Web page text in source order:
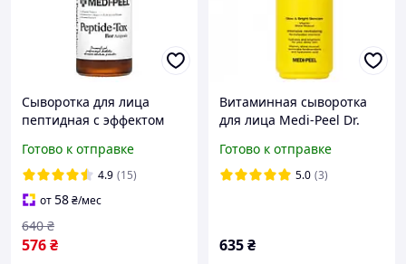
Сыворотка для лица
пептидная с эффектом
Peptide-Tox Bor Ampoule,
30 мл
Готово к отправке
4.9 (15)
от58₴/мес
576₴
640 ₴
Витаминная сыворотка
для лица Medi-Peel Dr.
ml
Готово к отправке
5.0 (3)
635₴